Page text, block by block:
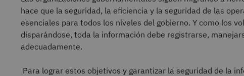
hace que la seguridad, la eficiencia y la seguridad de las
esenciales para todos los niveles del gobierno. Y como los
disparándose, toda la información debe registrarse,
adecuadamente.
Para lograr estos objetivos y garantizar la seguridad de la